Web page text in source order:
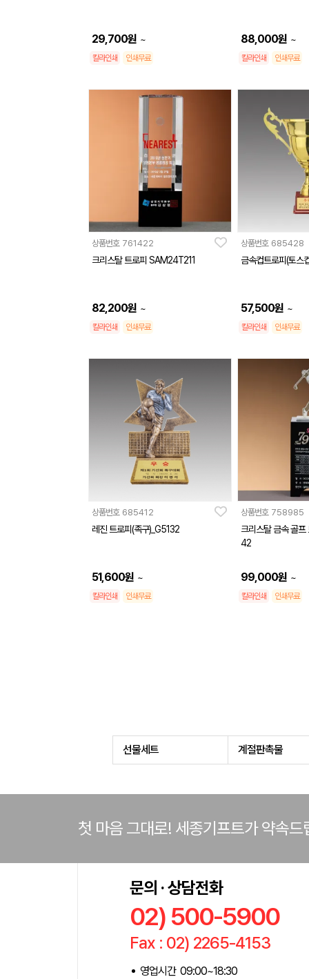
29,700원 ~
칼라인쇄 인쇄무료
88,000원 ~
칼라인쇄 인쇄무료
상품번호 761422
크리스탈 트로피 SAM24T211
82,200원 ~
칼라인쇄 인쇄무료
상품번호 685428
금속컵트로피(토스
57,500원 ~
칼라인쇄 인쇄무료
상품번호 685412
레진 트로피(족구)_G5132
51,600원 ~
칼라인쇄 인쇄무료
상품번호 758985
크리스탈 금속 골
42
99,000원 ~
칼라인쇄 인쇄무료
선물세트 계절판촉물
첫 마음 그대로! 세종기프트가 약속드
문의 · 상담전화
02) 500-5900
Fax : 02) 2265-4153
영업시간 09:00~18:30